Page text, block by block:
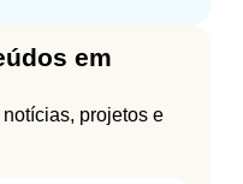
em
projetos e